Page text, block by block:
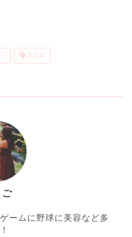
北谷町
ご
ームに野球に美容など多